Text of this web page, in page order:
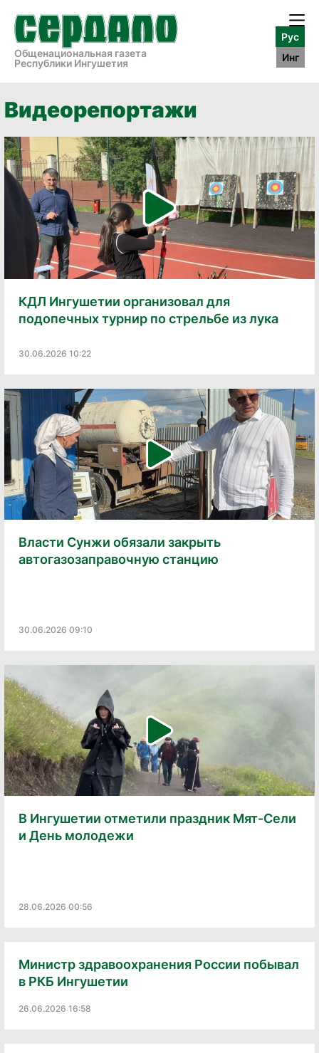
Общенациональная газета
Республики Ингушетия
Рус
Инг
Видеорепортажи
КДЛ Ингушетии организовал для
подопечных турнир по стрельбе из лука
30.06.2026 10:22
Власти Сунжи обязали закрыть
автогазозаправочную станцию
30.06.2026 09:10
В Ингушетии отметили праздник Мят-Сели
и День молодежи
28.06.2026 00:56
Министр здравоохранения России побывал
в РКБ Ингушетии
26.06.2026 16:58